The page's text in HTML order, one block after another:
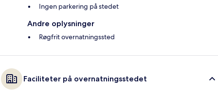
Ingen parkering på stedet
Andre oplysninger
Røgfrit overnatningssted
Faciliteter på overnatningsstedet